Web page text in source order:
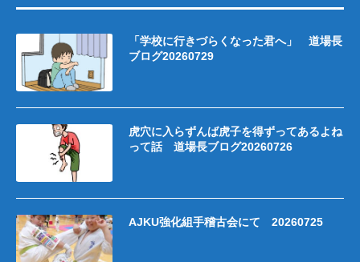
「学校に行きづらくなった君へ」 道場長
ブログ20260729
虎穴に入らずんば虎子を得ずってあるよね
って話 道場長ブログ20260726
AJKU強化組手稽古会にて 20260725